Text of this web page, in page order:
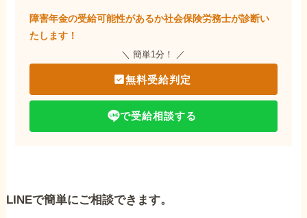
障害年金の受給可能性があるか社会保険労務士が診断い
たします！
＼ 簡単1分！ ／
無料受給判定
で受給相談する
LINEで簡単にご相談できます。